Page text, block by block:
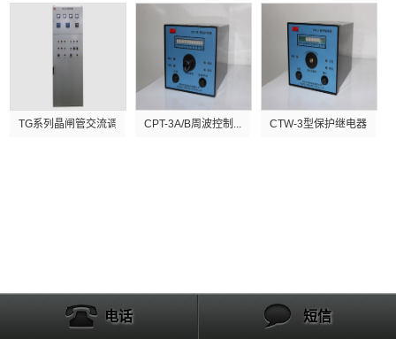
TG系列晶闸管交流调功器 CPT-3A/B周波控制... CTW-3型保护继电器
电话 短信